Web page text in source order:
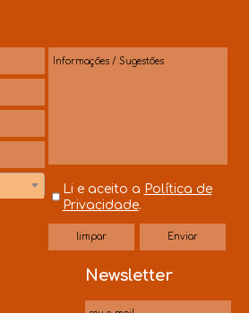
Li e aceito a Política de
Privacidade.
Newsletter